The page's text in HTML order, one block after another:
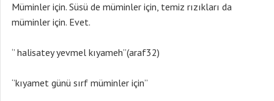
Müminler için. Süsü de müminler için, temiz rızıkları da
müminler için. Evet.
‘’ halisatey yevmel kıyameh’’(araf32)
‘’kıyamet günü sırf müminler için’’